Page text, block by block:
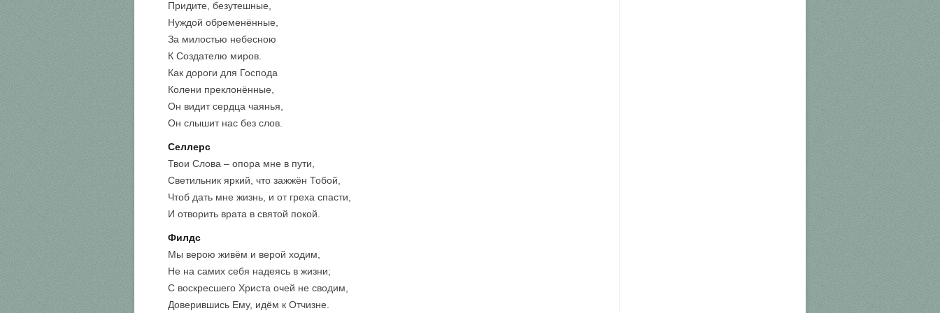
Придите, безутешные,
Нуждой обременённые,
За милостью небесною
К Создателю миров.
Как дороги для Господа
Колени преклонённые,
Он видит сердца чаянья,
Он слышит нас без слов.
Селлерс
Твои Слова – опора мне в пути,
Светильник яркий, что зажжён Тобой,
Чтоб дать мне жизнь, и от греха спасти,
И отворить врата в святой покой.
Филдс
Мы верою живём и верой ходим,
Не на самих себя надеясь в жизни;
С воскресшего Христа очей не сводим,
Доверившись Ему, идём к Отчизне.